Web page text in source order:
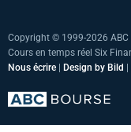
Copyright © 1999-2026 ABC
Cours en temps réel Six
Nous écrire
Design by Bild